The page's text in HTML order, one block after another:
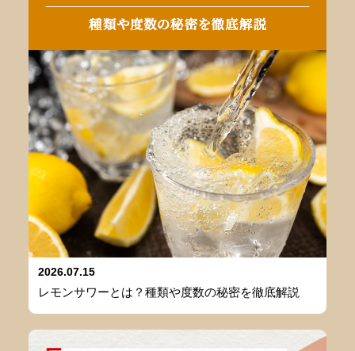
2026.07.15
レモンサワーとは？種類や度数の秘密を徹底解説